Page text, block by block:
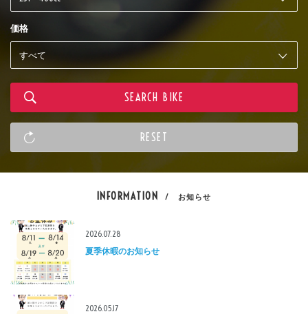
価格
INFORMATION / お知らせ
2026.07.28
夏季休暇のお知らせ
2026.05.17